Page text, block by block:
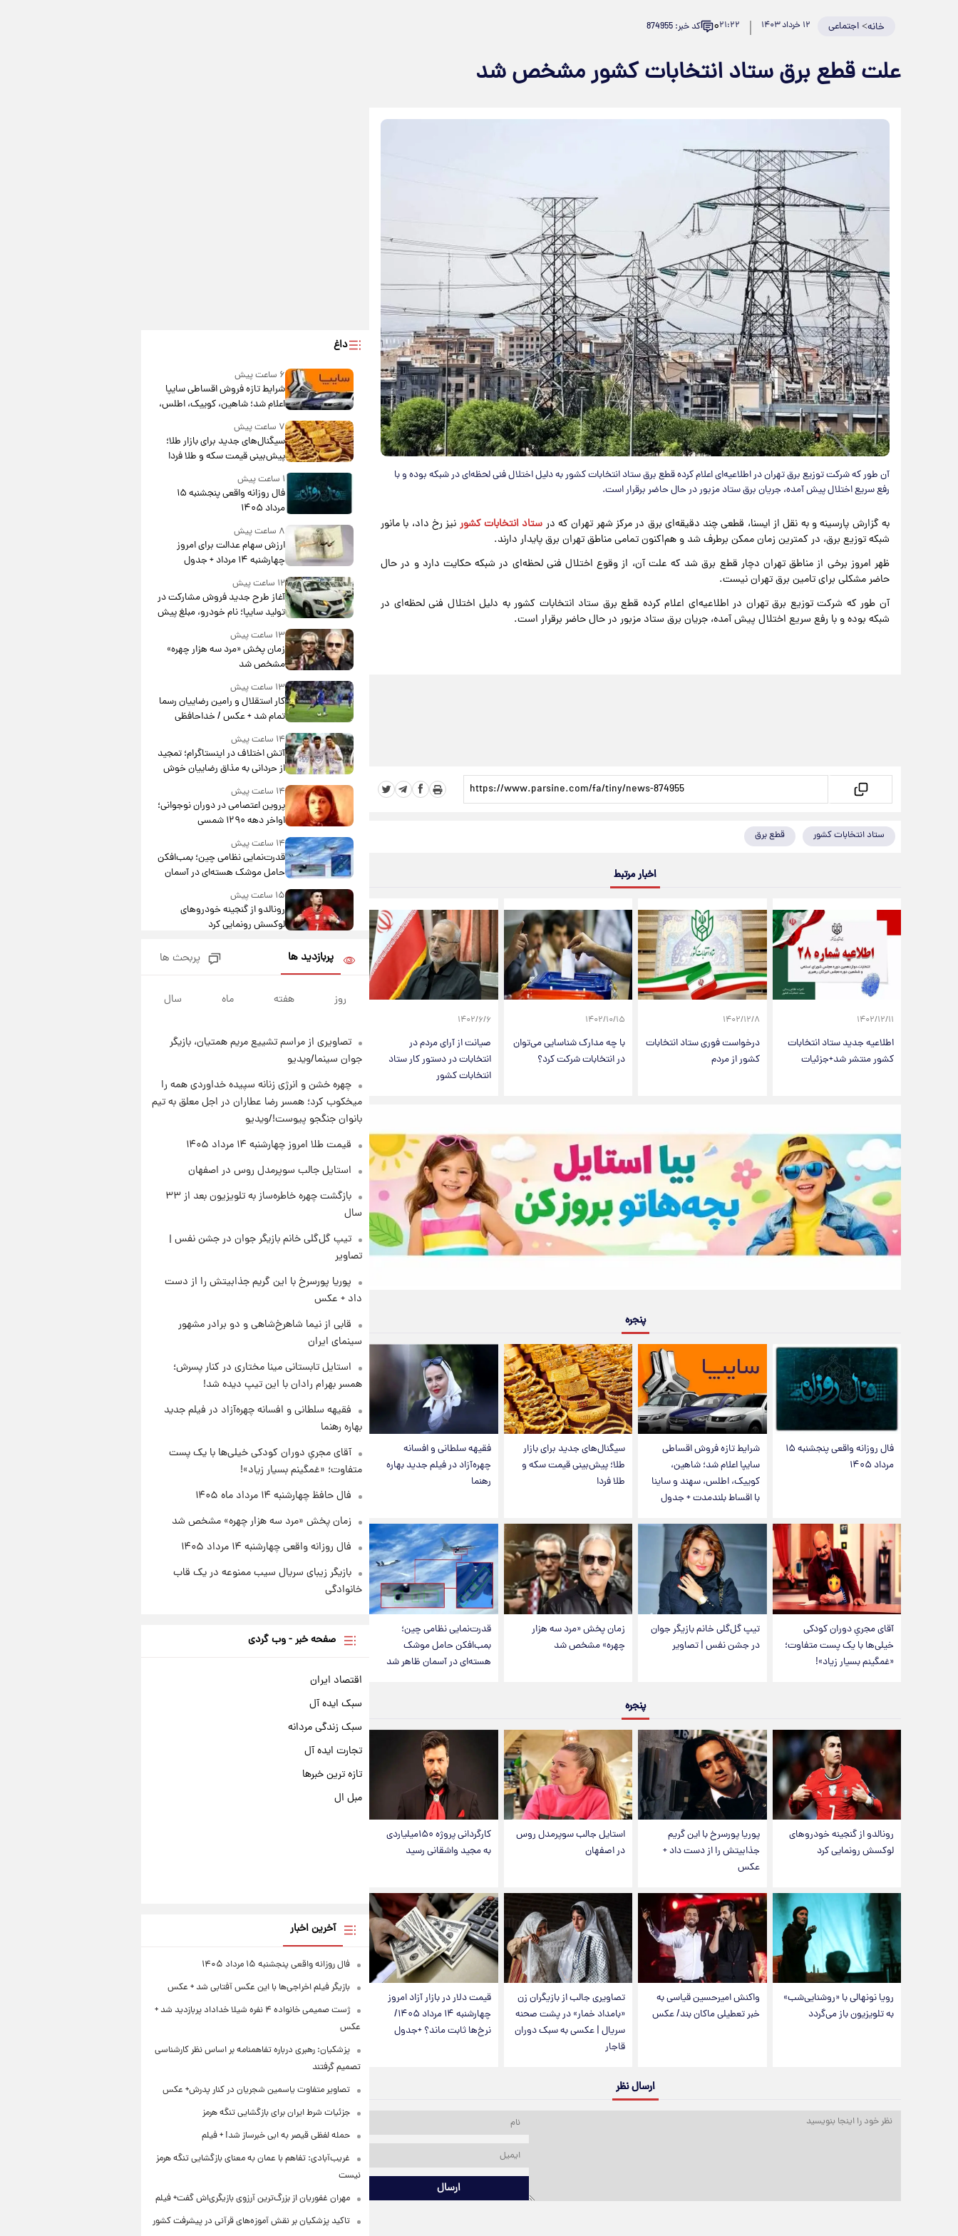
خانه>اجتماعی ۱۲ خرداد ۱۴۰۳ ۲۱:۲۲۰ کد خبر: 874955
علت قطع برق ستاد انتخابات کشور مشخص شد
آن طور که شرکت توزیع برق تهران در اطلاعیه‌ای اعلام کرده قطع برق ستاد انتخابات کشور به دلیل اختلال فنی لحظه‌ای در شبکه بوده و با
رفع سریع اختلال پیش آمده، جریان برق ستاد مزبور در حال حاضر برقرار است.
به گزارش پارسینه و به نقل از ایسنا، قطعی چند دقیقه‌ای برق در مرکز شهر تهران که در ستاد انتخابات کشور نیز رخ داد، با مانور
شبکه توزیع برق، در کمترین زمان ممکن برطرف شد و هم‌اکنون تمامی مناطق تهران برق پایدار دارند.
ظهر امروز برخی از مناطق تهران دچار قطع برق شد که علت آن، از وقوع اختلال فنی لحظه‌ای در شبکه حکایت دارد و در حال
حاضر مشکلی برای تامین برق تهران نیست.
آن طور که شرکت توزیع برق تهران در اطلاعیه‌ای اعلام کرده قطع برق ستاد انتخابات کشور به دلیل اختلال فنی لحظه‌ای در
شبکه بوده و با رفع سریع اختلال پیش آمده، جریان برق ستاد مزبور در حال حاضر برقرار است.
ستاد انتخابات کشور قطع برق
اخبار مرتبط
۱۴۰۲/۱۲/۱۱
اطلاعیه جدید ستاد انتخابات
کشور منتشر شد+جزئیات
۱۴۰۲/۱۲/۸
درخواست فوری ستاد انتخابات
کشور از مردم
۱۴۰۲/۱۰/۱۵
با چه مدارک شناسایی می‌توان
در انتخابات شرکت کرد؟
۱۴۰۲/۶/۶
صیانت از آرای مردم در
انتخابات در دستور کار ستاد
انتخابات کشور
پنجره
فال روزانه واقعی پنجشنبه ۱۵
مرداد ۱۴۰۵
شرایط تازه فروش اقساطی
سایپا اعلام شد؛ شاهین،
کوییک، اطلس، سهند و ساینا
با اقساط بلندمدت + جدول
سیگنال‌های جدید برای بازار
طلا؛ پیش‌بینی قیمت سکه و
طلا فردا
فقیهه سلطانی و افسانه
چهره‌آزاد در فیلم جدید بهاره
رهنما
آقای مجریِ دوران کودکی
خیلی‌ها با یک پست متفاوت؛
«غمگینم بسیار زیاد»!
تیپ گل‌گلی خانم بازیگر جوان
در جشن نفس | تصاویر
زمان پخش «مرد سه هزار
چهره» مشخص شد
قدرت‌نمایی نظامی چین؛
بمب‌افکن حامل موشک
هسته‌ای در آسمان ظاهر شد
پنجره
رونالدو از گنجینه خودروهای
لوکسش رونمایی کرد
پوریا پورسرخ با این گریم
جذابیتش را از دست داد +
عکس
استایل جالب سوپرمدل روس
در اصفهان
کارگردانی پروژه ۱۵۰میلیاردی
به مجید واشقانی رسید
رویا نونهالی با «روشنایی‌شب»
به تلویزیون باز می‌گردد
واکنش امیرحسین قیاسی به
خبر تعطیلی ماکان بند/ عکس
تصاویری جالب از بازیگران زن
«بامداد خمار» در پشت صحنه
سریال | عکسی به سبک دوران
قاجار
قیمت دلار در بازار آزاد امروز
چهارشنبه ۱۴ مرداد ۱۴۰۵/
نرخ‌ها ثابت ماند؟ +جدول
ارسال نظر
ارسال
داغ
۶ ساعت پیش
شرایط تازه فروش اقساطی سایپا
اعلام شد؛ شاهین، کوییک، اطلس،
سهند و ساینا با اقساط بلندمدت +
جدول۷ ساعت پیش
سیگنال‌های جدید برای بازار طلا؛
پیش‌بینی قیمت سکه و طلا فردا
۱ ساعت پیش
فال روزانه واقعی پنجشنبه ۱۵
مرداد ۱۴۰۵
۸ ساعت پیش
ارزش سهام عدالت برای امروز
چهارشنبه ۱۴ مرداد + جدول
۱۲ ساعت پیش
آغاز طرح جدید فروش مشارکت در
تولید سایپا؛ نام خودرو، مبلغ پیش
پرداخت و زمان تحویل | سود
مشارکت چند درصد است؟
۱۳ ساعت پیش
زمان پخش «مرد سه هزار چهره»
مشخص شد
۱۳ ساعت پیش
کار استقلال و رامین رضاییان رسما
تمام شد + عکس / خداحافظی
صمیمانه آبی ها با رامین!
۱۴ ساعت پیش
آتش اختلاف در اینستاگرام؛ تمجید
از حردانی به مذاق رضاییان خوش
نیامد+عکس
۱۴ ساعت پیش
پروین اعتصامی در دوران نوجوانی؛
اواخر دهه ۱۲۹۰ شمسی
۱۴ ساعت پیش
قدرت‌نمایی نظامی چین؛ بمب‌افکن
حامل موشک هسته‌ای در آسمان
ظاهر شد
۱۵ ساعت پیش
رونالدو از گنجینه خودروهای
لوکسش رونمایی کرد
قیمت دلار در بازار آزاد امروز
ثابت ماند؟ +جدول
۱۶ ساعت پیش
بزرگ‌تری برای ایران است
۱۷ ساعت پیش
آمریکا به مدرسه میناب؛ «باید
سیلی محکمی به صورت ترامپ زد»
۱۷ ساعت پیش
قیمت طلا و سکه امروز چهارشنبه
و سکه
پربازدید ها پربحث ها
روز هفته ماه سال
تصاویری از مراسم تشییع مریم همتیان، بازیگر
جوان سینما/ویدیو
چهره خشن و انرژی زنانه سپیده خداوردی همه را
میخکوب کرد؛ همسر رضا عطاران در اجل معلق به تیم
بانوان جنگجو پیوست!/ویدیو
قیمت طلا امروز چهارشنبه ۱۴ مرداد ۱۴۰۵
استایل جالب سوپرمدل روس در اصفهان
بازگشت چهره خاطره‌ساز به تلویزیون بعد از ۳۳
سال
تیپ گل‌گلی خانم بازیگر جوان در جشن نفس |
تصاویر
پوریا پورسرخ با این گریم جذابیتش را از دست
داد + عکس
قابی از نیما شاهرخ‌شاهی و دو برادر مشهور
سینمای ایران
استایل تابستانی مینا مختاری در کنار پسرش؛
همسر بهرام رادان با این تیپ دیده شد!
فقیهه سلطانی و افسانه چهره‌آزاد در فیلم جدید
بهاره رهنما
آقای مجریِ دوران کودکی خیلی‌ها با یک پست
متفاوت؛ «غمگینم بسیار زیاد»!
فال حافظ چهارشنبه ۱۴ مرداد ماه ۱۴۰۵
زمان پخش «مرد سه هزار چهره» مشخص شد
فال روزانه واقعی چهارشنبه ۱۴ مرداد ۱۴۰۵
بازیگر زیبای سریال سیب ممنوعه در یک قاب
خانوادگی
صفحه خبر - وب گردی
اقتصاد ایران
سبک ایده آل
سبک زندگی مردانه
تجارت ایده آل
تازه ترین خبرها
مبل ال
آخرین اخبار
فال روزانه واقعی پنجشنبه ۱۵ مرداد ۱۴۰۵
بازیگر فیلم اخراجی‌ها با این عکس آفتابی شد + عکس
ژست صمیمی خانواده ۴ نفره شیلا خداداد پربازدید شد +
عکس
پزشکیان: رهبری درباره تفاهمنامه بر اساس نظر کارشناسی
تصمیم گرفتند
تصاویر متفاوت یاسمین شجریان در کنار پدرش+ عکس
جزئیات شرط ایران برای بازگشایی تنگه هرمز
حمله لفظی قیصر به ابی خبرساز شد! + فیلم
غریب‌آبادی: تفاهم با عمان به معنای بازگشایی تنگه هرمز
نیست
مهران غفوریان از بزرگ‌ترین آرزوی بازیگری‌اش گفت+ فیلم
تاکید پزشکیان بر نقش آموزه‌های قرآنی در پیشرفت کشور